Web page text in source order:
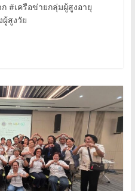
#เครือข่ายกลุ่มผู้สูงอายุ
สูงวัย